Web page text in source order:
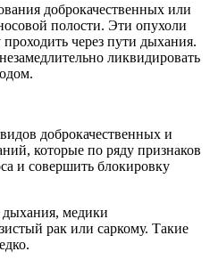
доброкачественных или
полости. Эти опухоли
через пути дыхания.
ликвидировать
доброкачественных и
которые по ряду признаков
и совершить блокировку
медики
рак или саркому. Такие